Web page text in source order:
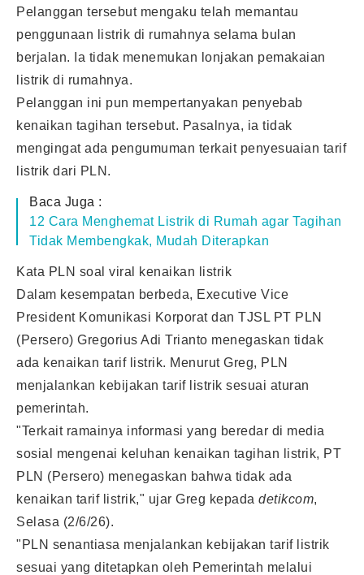
Pelanggan tersebut mengaku telah memantau
penggunaan listrik di rumahnya selama bulan
berjalan. Ia tidak menemukan lonjakan pemakaian
listrik di rumahnya.
Pelanggan ini pun mempertanyakan penyebab
kenaikan tagihan tersebut. Pasalnya, ia tidak
mengingat ada pengumuman terkait penyesuaian tarif
listrik dari PLN.
Baca Juga :
12 Cara Menghemat Listrik di Rumah agar Tagihan
Tidak Membengkak, Mudah Diterapkan
Kata PLN soal viral kenaikan listrik
Dalam kesempatan berbeda, Executive Vice
President Komunikasi Korporat dan TJSL PT PLN
(Persero) Gregorius Adi Trianto menegaskan tidak
ada kenaikan tarif listrik. Menurut Greg, PLN
menjalankan kebijakan tarif listrik sesuai aturan
pemerintah.
"Terkait ramainya informasi yang beredar di media
sosial mengenai keluhan kenaikan tagihan listrik, PT
PLN (Persero) menegaskan bahwa tidak ada
kenaikan tarif listrik," ujar Greg kepada detikcom,
Selasa (2/6/26).
"PLN senantiasa menjalankan kebijakan tarif listrik
sesuai yang ditetapkan oleh Pemerintah melalui